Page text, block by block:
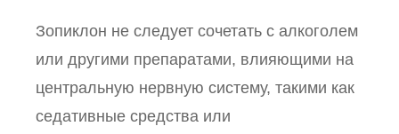
Зопиклон не следует сочетать с алкоголем
или другими препаратами, влияющими на
центральную нервную систему, такими как
седативные средства или